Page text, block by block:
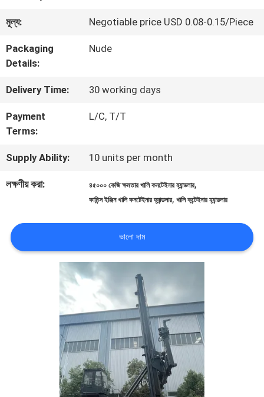
ভ্রমণ
মান
নিয়ন্ত্রণ
সাইট
ম্যাপ
POLICY
মূল্য: Negotiable price USD 0.08-0.15/Piece
Packaging
Details:
Nude
Delivery Time: 30 working days
Payment
Terms:
L/C, T/T
Supply Ability: 10 units per month
লক্ষণীয় করা: ৪৫০০০ কেজি ক্ষমতার খালি কনটেইনার হ্যান্ডলার,
কামিন্স ইঞ্জিন খালি কনটেইনার হ্যান্ডলার,খালি কন্টেইনার হ্যান্ডলার
ভালো দাম